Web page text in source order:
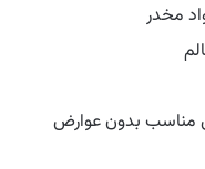
مخدر
مناسب بدون عوارض